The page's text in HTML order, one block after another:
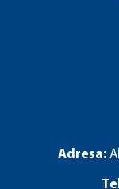
Adresa: